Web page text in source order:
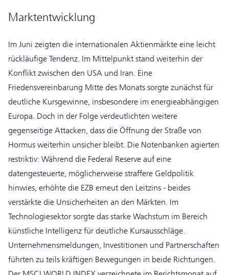
Marktentwicklung
Im Juni zeigten die internationalen Aktienmärkte eine leicht
rückläufige Tendenz. Im Mittelpunkt stand weiterhin der
Konflikt zwischen den USA und Iran. Eine
Friedensvereinbarung Mitte des Monats sorgte zunächst für
deutliche Kursgewinne, insbesondere im energieabhängigen
Europa. Doch in der Folge verdeutlichten weitere
gegenseitige Attacken, dass die Öffnung der Straße von
Hormus weiterhin unsicher bleibt. Die Notenbanken agierten
restriktiv: Während die Federal Reserve auf eine
datengesteuerte, möglicherweise straffere Geldpolitik
hinwies, erhöhte die EZB erneut den Leitzins - beides
verstärkte die Unsicherheiten an den Märkten. Im
Technologiesektor sorgte das starke Wachstum im Bereich
künstliche Intelligenz für deutliche Kursausschläge.
Unternehmensmeldungen, Investitionen und Partnerschaften
führten zu teils kräftigen Bewegungen in beide Richtungen.